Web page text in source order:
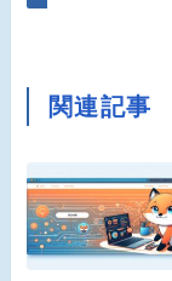
関連記事